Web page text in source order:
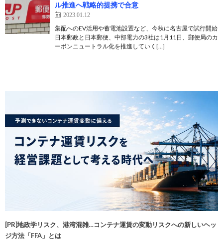
ル推進へ戦略的提携で合意
2023.01.12
集配へのEV活用や蓄電池設置など、今秋に名古屋で試行開始
日本郵政と日本郵便、中部電力の3社は1月11日、郵便局のカ
ーボンニュートラル化を推進していく[…]
[PR]地政学リスク、港湾混雑…コンテナ運賃の変動リスクへの新しいヘッ
ジ方法「FFA」とは